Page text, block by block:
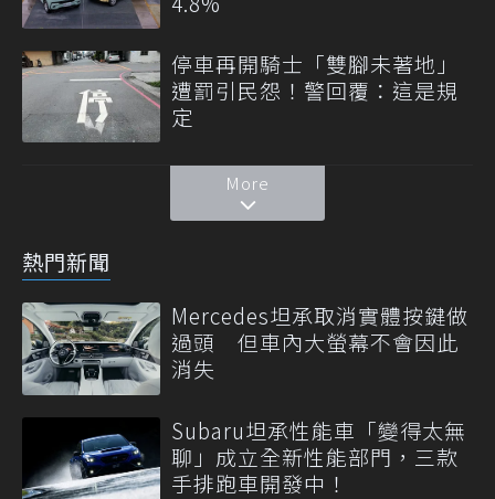
停車再開騎士「雙腳未著地」
遭罰引民怨！警回覆：這是規
定
More
熱門新聞
Mercedes坦承取消實體按鍵做
過頭 但車內大螢幕不會因此
消失
Subaru坦承性能車「變得太無
聊」成立全新性能部門，三款
手排跑車開發中！